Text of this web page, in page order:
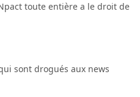
toute entière a le droit de
sont drogués aux news